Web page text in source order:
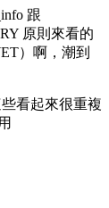
跟
原則來看的
）啊，潮到
看起來很重複